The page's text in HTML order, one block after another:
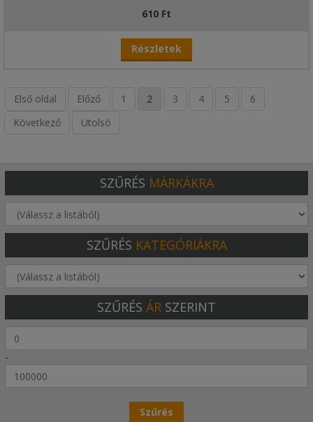
610 Ft
Részletek
Első oldal Előző 1 2 3 4 5
6
Következő
Utolsó
SZŰRÉS MÁRKÁKRA
SZŰRÉS KATEGÓRIÁKRA
SZŰRÉS ÁR SZERINT
-